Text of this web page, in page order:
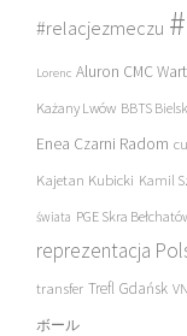
#relacjezmeczu
Lorenc Aluron CMC
Każany Lwów BBTS
Enea Czarni Radom
Kajetan Kubicki Kamil
świata PGE Skra
reprezentacja
transfer Trefl Gdańsk
ボール